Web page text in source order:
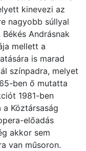
kinevezi az
nagyobb súllyal
Andrásnak
mellett a
is marad
színpadra, melyet
ben ő mutatta
1981-ben
Köztársaság
előadás
akkor sem
van műsoron.